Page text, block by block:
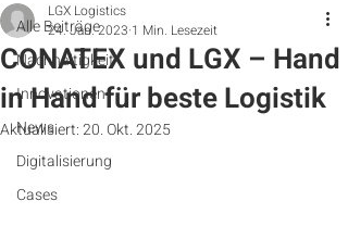
Alle Beiträge
Nachhaltigkeit
Innovationen
News
Digitalisierung
Cases
CONATEX und LGX – Hand
in Hand für beste Logistik
LGX Logistics
24. Jan. 2023 1 Min. Lesezeit
Aktualisiert:20. Okt. 2025